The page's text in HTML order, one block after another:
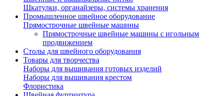
Шкатулки, органайзеры, системы хранения
Промышленное швейное оборудование
Прямострочные швейные машины
Прямострочные швейные машины с игольным
продвижением
Столы для швейного оборудования
Товары для творчества
Наборы для вышивания готовых изделий
Наборы для вышивания крестом
Флористика